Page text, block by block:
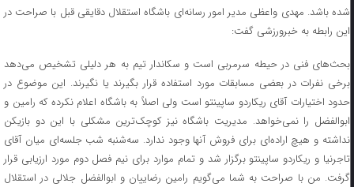
شده باشد. مهدی واعظی مدیر امور رسانه‌ای باشگاه استقلال دقایقی قبل با صراحت در
این رابطه به خبرورزشی گفت:
بحث‌های فنی در حیطه سرمربی است و سکاندار تیم به هر دلیلی تشخیص می‌دهد
برخی نفرات در بعضی مسابقات مورد استفاده قرار بگیرند یا نگیرند. این موضوع در
حدود اختیارات آقای ریکاردو ساپینتو است ولی اصلاً به باشگاه اعلام نکرده که رامین و
ابوالفضل را نمی‌خواهد. مدیریت باشگاه نیز کوچک‌ترین مشکلی با این دو بازیکن
نداشته و هیچ اراده‌ای برای فروش آنها وجود ندارد. سه‌شنبه شب جلسه‌ای میان آقای
تاجرنیا و ریکاردو ساپینتو برگزار شد و تمام موارد برای نیم فصل دوم مورد ارزیابی قرار
گرفت. من با صراحت به شما می‌گویم رامین رضاییان و ابوالفضل جلالی در استقلال